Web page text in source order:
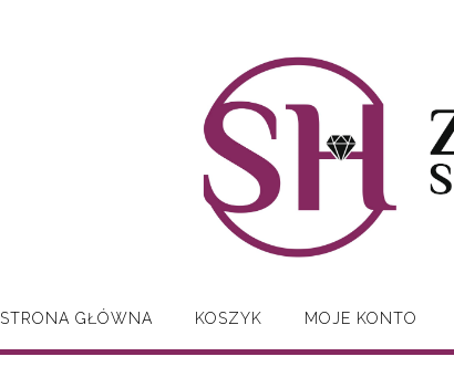
STRONA GŁÓWNA KOSZYK MOJE KONTO